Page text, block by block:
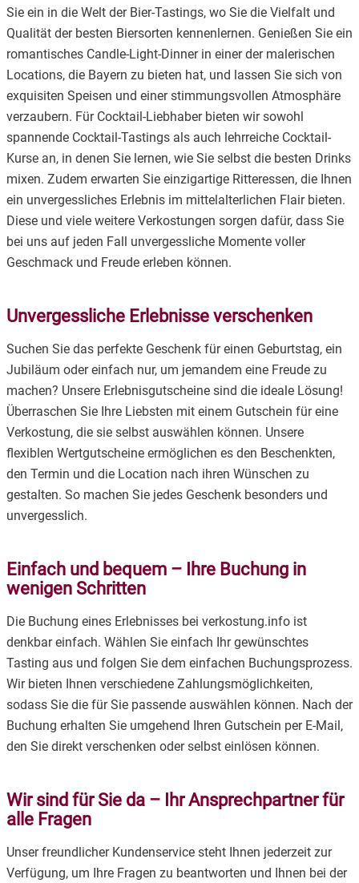
Sie ein in die Welt der Bier-Tastings, wo Sie die Vielfalt und
Qualität der besten Biersorten kennenlernen. Genießen Sie ein
romantisches Candle-Light-Dinner in einer der malerischen
Locations, die Bayern zu bieten hat, und lassen Sie sich von
exquisiten Speisen und einer stimmungsvollen Atmosphäre
verzaubern. Für Cocktail-Liebhaber bieten wir sowohl
spannende Cocktail-Tastings als auch lehrreiche Cocktail-
Kurse an, in denen Sie lernen, wie Sie selbst die besten Drinks
mixen. Zudem erwarten Sie einzigartige Ritteressen, die Ihnen
ein unvergessliches Erlebnis im mittelalterlichen Flair bieten.
Diese und viele weitere Verkostungen sorgen dafür, dass Sie
bei uns auf jeden Fall unvergessliche Momente voller
Geschmack und Freude erleben können.
Unvergessliche Erlebnisse verschenken
Suchen Sie das perfekte Geschenk für einen Geburtstag, ein
Jubiläum oder einfach nur, um jemandem eine Freude zu
machen? Unsere Erlebnisgutscheine sind die ideale Lösung!
Überraschen Sie Ihre Liebsten mit einem Gutschein für eine
Verkostung, die sie selbst auswählen können. Unsere
flexiblen Wertgutscheine ermöglichen es den Beschenkten,
den Termin und die Location nach ihren Wünschen zu
gestalten. So machen Sie jedes Geschenk besonders und
unvergesslich.
Einfach und bequem – Ihre Buchung in
wenigen Schritten
Die Buchung eines Erlebnisses bei verkostung.info ist
denkbar einfach. Wählen Sie einfach Ihr gewünschtes
Tasting aus und folgen Sie dem einfachen Buchungsprozess.
Wir bieten Ihnen verschiedene Zahlungsmöglichkeiten,
sodass Sie die für Sie passende auswählen können. Nach der
Buchung erhalten Sie umgehend Ihren Gutschein per E-Mail,
den Sie direkt verschenken oder selbst einlösen können.
Wir sind für Sie da – Ihr Ansprechpartner für
alle Fragen
Unser freundlicher Kundenservice steht Ihnen jederzeit zur
Verfügung, um Ihre Fragen zu beantworten und Ihnen bei der